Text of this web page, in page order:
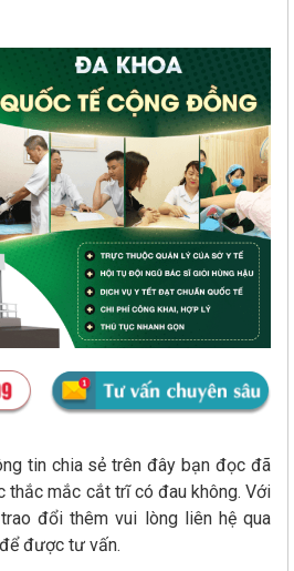
tin chia sẻ trên đây bạn đọc đã
thắc mắc cắt trĩ có đau không. Với
đổi thêm vui lòng liên hệ qua
để được tư vấn.